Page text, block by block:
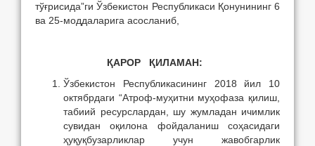
тўғрисида”ги Ўзбекистон Республикаси Қонунининг 6
ва 25-моддаларига асосланиб,
ҚАРОР ҚИЛАМАН:
Ўзбекистон Республикасининг 2018 йил 10
октябрдаги “Атроф-муҳитни муҳофаза қилиш,
табиий ресурслардан, шу жумладан ичимлик
сувидан оқилона фойдаланиш соҳасидаги
ҳуқуқбузарликлар учун жавобгарлик